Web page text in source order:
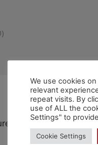
un comentari.
We use cookies
relevant
repeat visits. By
use of ALL the
Settings" to
Cookie Settings